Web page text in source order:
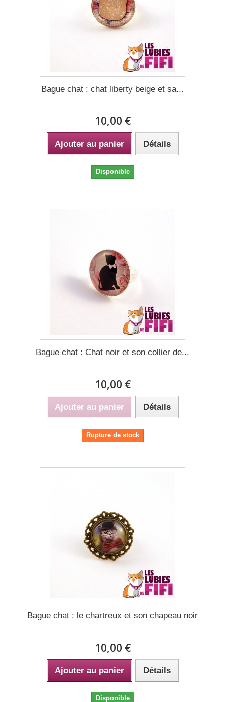
Bague chat : chat liberty beige et sa...
10,00 €
Ajouter au panier Détails
Disponible
Bague chat : Chat noir et son collier de...
10,00 €
Ajouter au panier Détails
Rupture de stock
Bague chat : le chartreux et son chapeau noir
10,00 €
Ajouter au panier Détails
Disponible